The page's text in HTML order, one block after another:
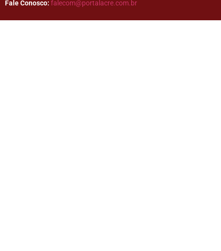
Fale Conosco: falecom@portalacre.com.br